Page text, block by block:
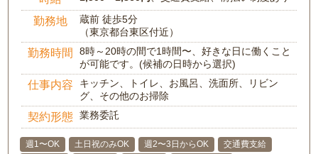
勤務地
蔵前 徒歩5分
（東京都台東区付近）
勤務時間
8時～20時の間で1時間〜、好きな日に働くこと
が可能です。(候補の日時から選択)
仕事内容
キッチン、トイレ、お風呂、洗面所、リビン
グ、その他のお掃除
契約形態 業務委託
週1〜OK 土日祝のみOK 週2〜3日からOK
交通費支給